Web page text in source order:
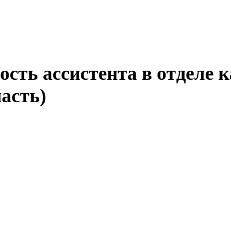
ассистента в отделе